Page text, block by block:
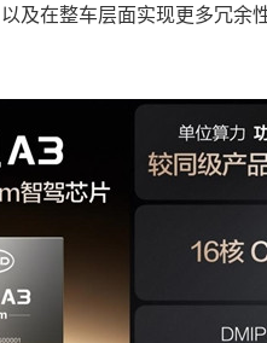
及在整车层面实现更多冗余性